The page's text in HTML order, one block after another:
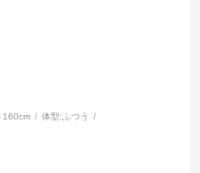
160cm 体型: ふつう